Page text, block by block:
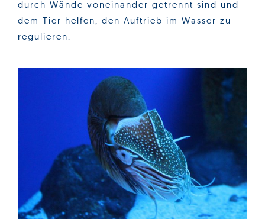
durch Wände voneinander getrennt sind und
dem Tier helfen, den Auftrieb im Wasser zu
regulieren.